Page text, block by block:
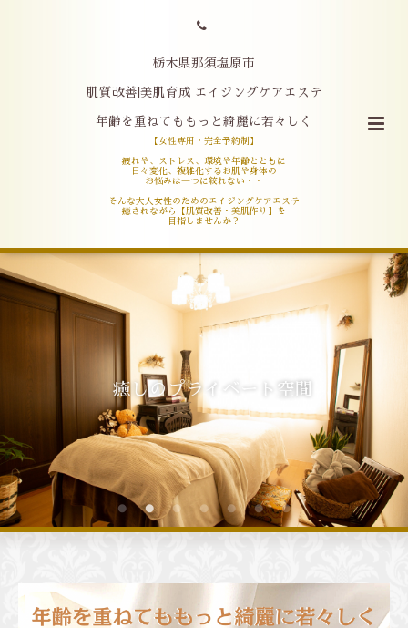
栃木県那須塩原市
肌質改善|美肌育成 エイジングケアエステ
年齢を重ねてももっと綺麗に若々しく
【女性専用・完全予約制】
疲れや、ストレス、環境や年齢とともに
日々変化、複雑化するお肌や身体の
お悩みは一つに絞れない・・
そんな大人女性のためのエイジングケアエステ
癒されながら【肌質改善・美肌作り】を
目指しませんか？
癒しのプライベート空間